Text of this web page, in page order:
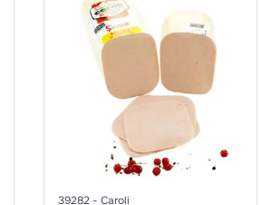
39282 Caroli